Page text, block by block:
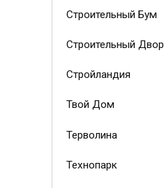
Строительный Бум
Строительный Двор
Стройландия
Твой Дом
Терволина
Технопарк